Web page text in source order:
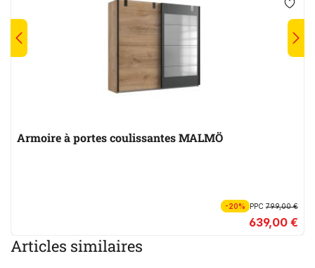
Armoire à portes coulissantes MALMÖ
-20% PPC799,00 €
639,00 €
Articles similaires